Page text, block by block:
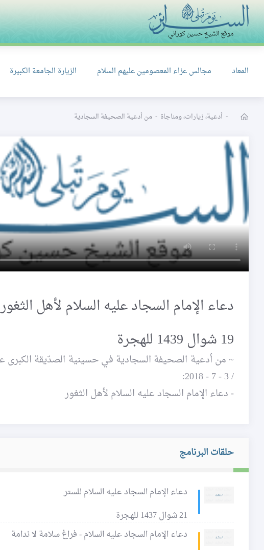
المعاد مجالس عزاء المعصومين عليهم السلام الزيارة الجامعة الكبيرة
- أدعية، زيارات، ومناجاة - من أدعية الصحيفة السجادية
دعاء الإمام السجاد عليه السلام لأهل الثغور
19 شوال 1439 للهجرة
/ 3 - 7 - 2018:
- دعاء الإمام السجاد عليه السلام لأهل الثغور
حلقات البرنامج
دعاء الإمام السجاد عليه السلام للستر
21 شوال 1437 للهجرة
دعاء الإمام السجاد عليه السلام - فراغ سلامة لا ندامة